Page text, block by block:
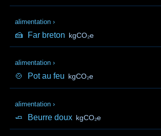
alimentation ›
🍰 Far breton kgCO₂e
alimentation ›
🍲 Pot au feu kgCO₂e
alimentation ›
🧈 Beurre doux kgCO₂e